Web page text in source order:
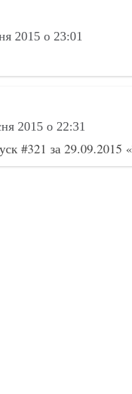
2015 о 23:01
2015 о 22:31
#321 за 29.09.2015